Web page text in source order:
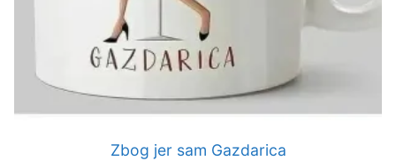
Zbog jer sam Gazdarica